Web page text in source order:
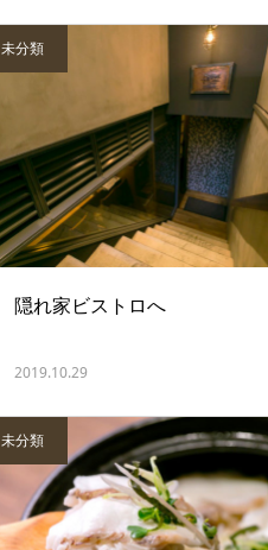
未分類
隠れ家ビストロへ
2019.10.29
未分類